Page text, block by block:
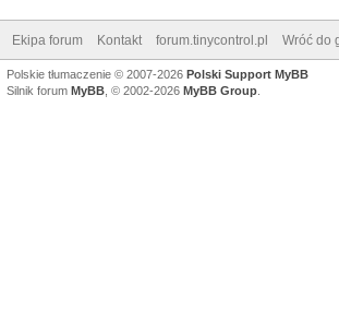
Ekipa forum Kontakt forum.tinycontrol.pl Wróć do
Polskie tłumaczenie © 2007-2026 Polski Support MyBB
Silnik forum MyBB , © 2002-2026 MyBB Group